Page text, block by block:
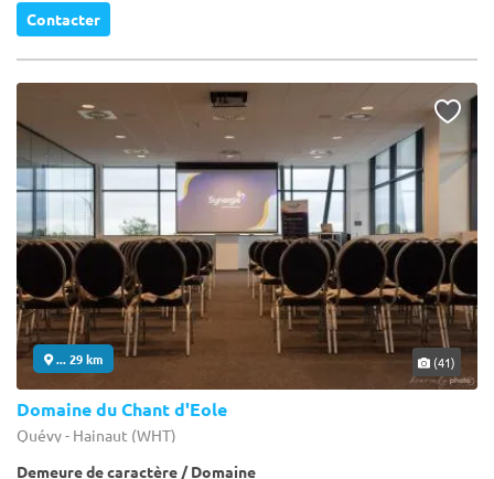
Contacter
... 29 km (41)
Domaine du Chant d'Eole
Quévy - Hainaut (WHT)
Demeure de caractère / Domaine